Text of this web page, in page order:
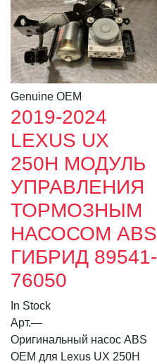
Genuine OEM
2019-2024
LEXUS UX
250H МОДУЛЬ
УПРАВЛЕНИЯ
ТОРМОЗНЫМ
НАСОСОМ ABS
ГИБРИД 89541-
76050
In Stock
Арт.—
Оригинальный насос ABS
OEM для Lexus UX 250H